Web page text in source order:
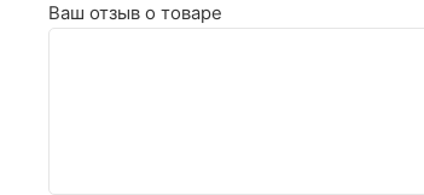
Ваш отзыв о товаре